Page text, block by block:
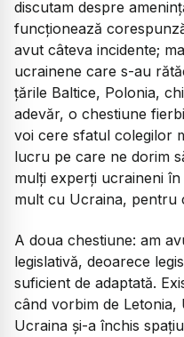
discutam despre
funcționează
avut câteva incidente;
ucrainene care s-au
țările Baltice, Polonia,
adevăr, o chestiune
voi cere sfatul colegilor
lucru pe care ne dorim
mulți experți ucraineni
mult cu Ucraina, pentru
​A doua chestiune: am
legislativă, deoarece
suficient de adaptată.
când vorbim de Letonia,
Ucraina și-a închis